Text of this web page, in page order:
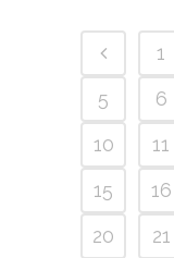
1
5
6
10
11
15
16
20
21